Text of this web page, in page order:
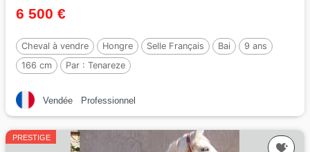
6 500 €
Cheval à vendre Hongre Selle Français Bai
9 ans
166 cm
Par : Tenareze
Vendée Professionnel
PRESTIGE